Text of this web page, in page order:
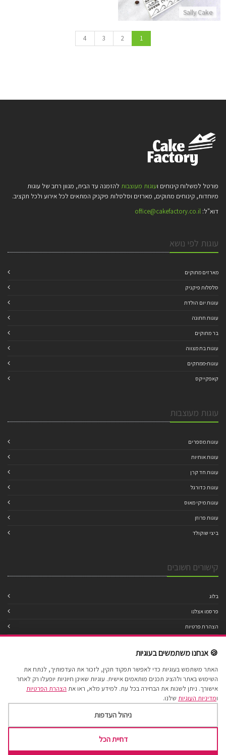
Sally Cake
1
2
3
4
פורטל למשלוח קינוחים ועוגות מעוצבות להזמנה עד הבית, מגוון רחב של עוגות
מיוחדות, קינוחים מתוקים, מארזים וסלסלות פיקניק המתאים לכל אירוע ולכל תקציב.
דוא"ל: office@cakefactory.co.il
עוגות לפי נושא
מארזים מתוקים
סלסלות פיקניק
עוגות יום הולדת
עוגות חתונה
בר מתוקים
עוגות בת מצווה
עוגות-ממתקים
קאפקייקס
עוגות מעוצבות
עוגות מספרים
עוגות אותיות
עוגות חד קרן
עוגות כדורגל
עוגות מיקי מאוס
עוגות פרוזן
ביצי שוקולד
קישורים חשובים
בלוג
פרסמו אצלנו
הצהרת פרטיות
תנאי שימוש
הצהרת נגישות
מפת אתר
Cake Factory 2017 © All Rights Reserved.
🍪 אנחנו משתמשים בעוגיות
האתר משתמש בעוגיות כדי לאפשר תפקוד תקין, לזכור את העדפותיך, לנתח את
השימוש באתר ולהציג תכנים מותאמים אישית. עוגיות שאינן חיוניות יופעלו רק לאחר
אישורך. ניתן לשנות את הבחירה בכל עת. למידע מלא, ראו את הצהרת הפרטיות
ומדיניות העוגיות שלנו.
ניהול העדפות
דחיית הכל